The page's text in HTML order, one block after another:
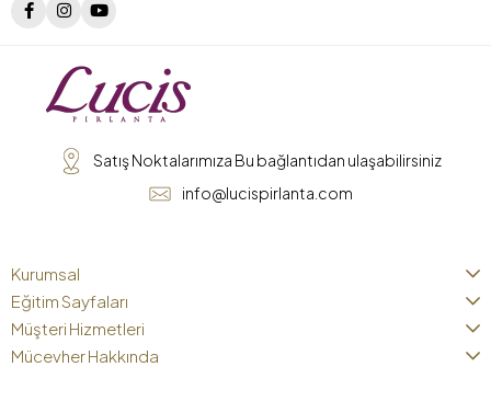
Satış Noktalarımıza Bu bağlantıdan ulaşabilirsiniz
info@lucispirlanta.com
Kurumsal
Eğitim Sayfaları
Müşteri Hizmetleri
Mücevher Hakkında